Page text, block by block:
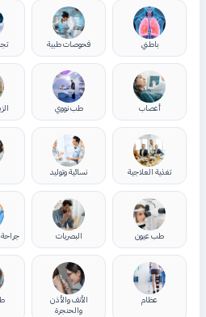
باطني فحوصات طبية
أعصاب طب نووي
تغذية العلاجية نسائية وتوليد
طب عيون البصريات
عظام
الأنف والأذن
والحنجرة